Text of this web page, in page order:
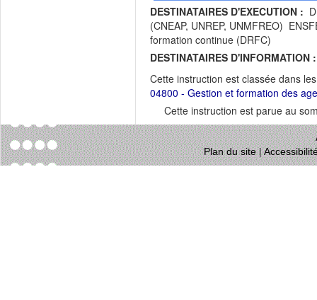
DESTINATAIRES D'EXECUTION :
(CNEAP, UNREP, UNMFREO)
formation continue (DRFC)
DESTINATAIRES D'INFORMATION :
Cette instruction est classée dans
04800 - Gestion et formation des
Cette instruction est parue au
Plan du site|